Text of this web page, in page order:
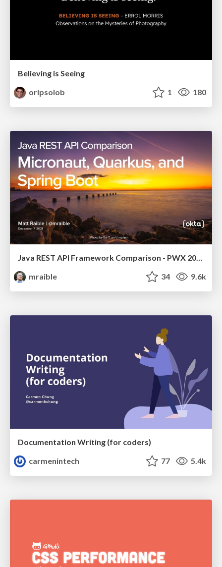
Believing is Seeing
oripsolob
1 180
Java REST API Framework Comparison - PWX 2021
mraible
34 9.6k
Documentation Writing (for coders)
carmenintech
77 5.4k